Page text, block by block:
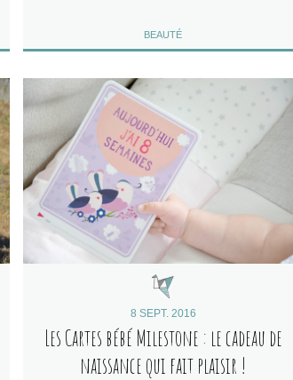
BEAUTÉ
8 SEPT. 2016
Les Cartes bébé Milestone : le cadeau de
naissance qui fait plaisir !